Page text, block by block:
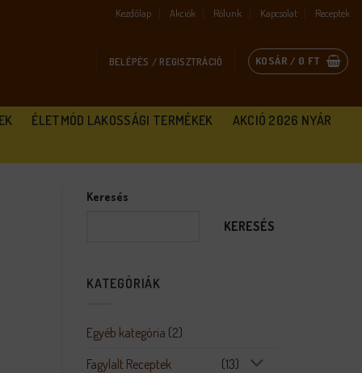
Kezdőlap Akciók Rólunk Kapcsolat Receptek
BELÉPÉS / REGISZTRÁCIÓ KOSÁR / 0 FT
ÉLETMÓD LAKOSSÁGI TERMÉKEK AKCIÓ 2026 NYÁR
Keresés
KERESÉS
KATEGÓRIÁK
Egyéb kategória (2)
Fagylalt Receptek
(13)